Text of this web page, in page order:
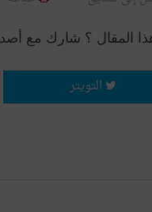
المقال ؟ شارك مع
التويتر